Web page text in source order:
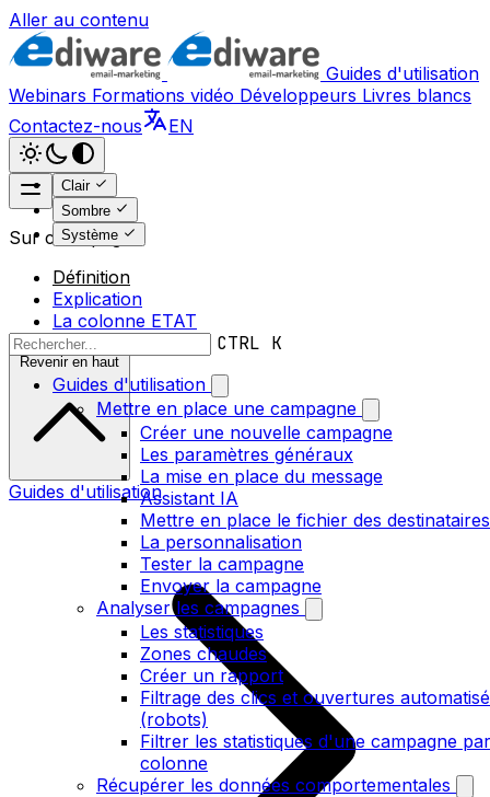
Aller au contenu
Guides d'utilisation
Webinars Formations vidéo Développeurs Livres blancs
Contactez-nous
EN
Clair
Sombre
Système
CTRL K
Guides d'utilisation
Mettre en place une campagne
Créer une nouvelle campagne
Les paramètres généraux
La mise en place du message
Assistant IA
Mettre en place le fichier des destinataires
La personnalisation
Tester la campagne
Envoyer la campagne
Analyser les campagnes
Les statistiques
Zones chaudes
Créer un rapport
Filtrage des clics et ouvertures
(robots)
Filtrer les statistiques d'une campagne par
colonne
Récupérer les données comportementales
Sur cette page
Définition
Explication
La colonne ETAT
Revenir en haut
Guides d'utilisation